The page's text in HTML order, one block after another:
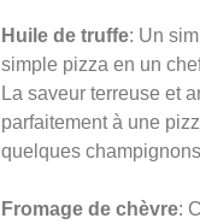
Huile de truffe: Un
simple pizza en un
La saveur terreuse et
parfaitement à une
quelques
Fromage de chèvre: